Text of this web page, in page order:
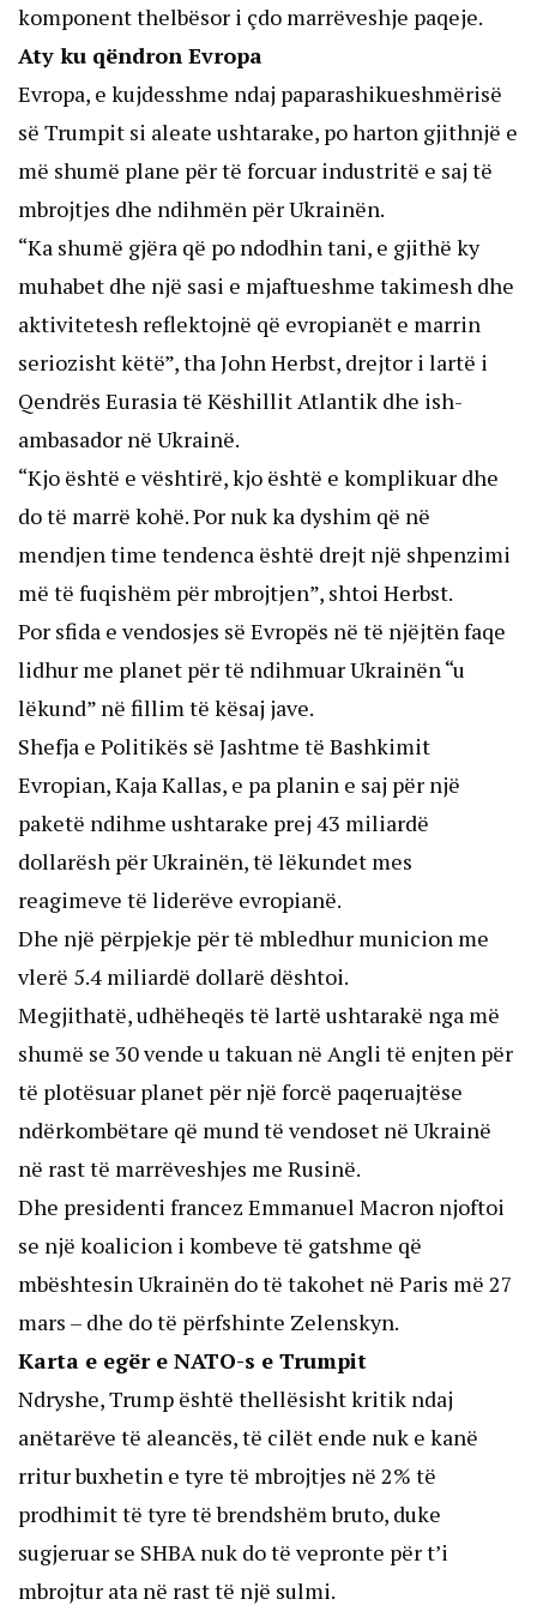
komponent thelbësor i çdo marrëveshje paqeje.
Aty ku qëndron Evropa
Evropa, e kujdesshme ndaj paparashikueshmërisë
së Trumpit si aleate ushtarake, po harton gjithnjë e
më shumë plane për të forcuar industritë e saj të
mbrojtjes dhe ndihmën për Ukrainën.
“Ka shumë gjëra që po ndodhin tani, e gjithë ky
muhabet dhe një sasi e mjaftueshme takimesh dhe
aktivitetesh reflektojnë që evropianët e marrin
seriozisht këtë”, tha John Herbst, drejtor i lartë i
Qendrës Eurasia të Këshillit Atlantik dhe ish-
ambasador në Ukrainë.
“Kjo është e vështirë, kjo është e komplikuar dhe
do të marrë kohë. Por nuk ka dyshim që në
mendjen time tendenca është drejt një shpenzimi
më të fuqishëm për mbrojtjen”, shtoi Herbst.
Por sfida e vendosjes së Evropës në të njëjtën faqe
lidhur me planet për të ndihmuar Ukrainën “u
lëkund” në fillim të kësaj jave.
Shefja e Politikës së Jashtme të Bashkimit
Evropian, Kaja Kallas, e pa planin e saj për një
paketë ndihme ushtarake prej 43 miliardë
dollarësh për Ukrainën, të lëkundet mes
reagimeve të liderëve evropianë.
Dhe një përpjekje për të mbledhur municion me
vlerë 5.4 miliardë dollarë dështoi.
Megjithatë, udhëheqës të lartë ushtarakë nga më
shumë se 30 vende u takuan në Angli të enjten për
të plotësuar planet për një forcë paqeruajtëse
ndërkombëtare që mund të vendoset në Ukrainë
në rast të marrëveshjes me Rusinë.
Dhe presidenti francez Emmanuel Macron njoftoi
se një koalicion i kombeve të gatshme që
mbështesin Ukrainën do të takohet në Paris më 27
mars – dhe do të përfshinte Zelenskyn.
Karta e egër e NATO-s e Trumpit
Ndryshe, Trump është thellësisht kritik ndaj
anëtarëve të aleancës, të cilët ende nuk e kanë
rritur buxhetin e tyre të mbrojtjes në 2% të
prodhimit të tyre të brendshëm bruto, duke
sugjeruar se SHBA nuk do të vepronte për t’i
mbrojtur ata në rast të një sulmi.